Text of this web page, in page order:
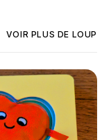
VOIR PLUS DE LOUP